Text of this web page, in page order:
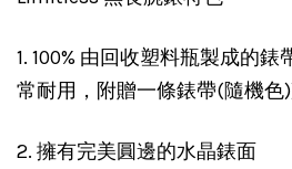
1. 100% 由回收塑料瓶製成的
常耐用，附贈一條錶帶(隨機色
2. 擁有完美圓邊的水晶錶面